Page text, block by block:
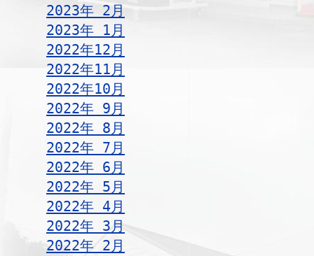
2023年 2月
2023年 1月
2022年12月
2022年11月
2022年10月
2022年 9月
2022年 8月
2022年 7月
2022年 6月
2022年 5月
2022年 4月
2022年 3月
2022年 2月